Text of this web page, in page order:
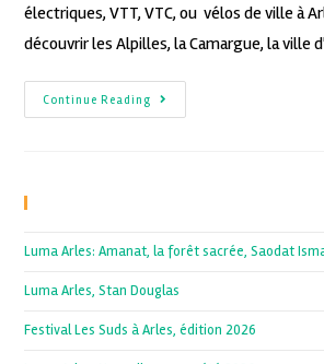
électriques, VTT, VTC, ou vélos de ville à
découvrir les Alpilles, la Camargue, la ville
Continue Reading
Luma Arles: Amanat, la forêt sacrée, Saodat
Luma Arles, Stan Douglas
Festival Les Suds à Arles, édition 2026